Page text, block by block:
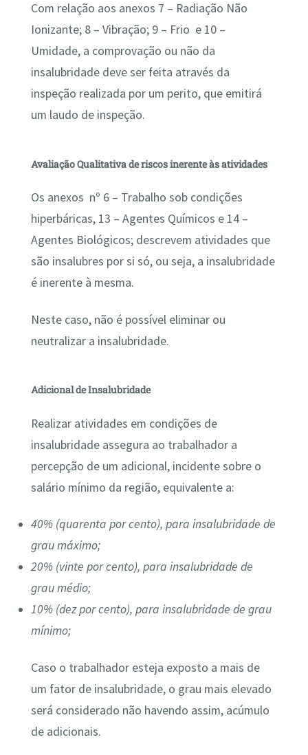
Com relação aos anexos 7 – Radiação Não
Ionizante; 8 – Vibração; 9 – Frio e 10 –
Umidade, a comprovação ou não da
insalubridade deve ser feita através da
inspeção realizada por um perito, que emitirá
um laudo de inspeção.
Avaliação Qualitativa de riscos inerente às atividades
Os anexos nº 6 – Trabalho sob condições
hiperbáricas, 13 – Agentes Químicos e 14 –
Agentes Biológicos; descrevem atividades que
são insalubres por si só, ou seja, a insalubridade
é inerente à mesma.
Neste caso, não é possível eliminar ou
neutralizar a insalubridade.
Adicional de Insalubridade
Realizar atividades em condições de
insalubridade assegura ao trabalhador a
percepção de um adicional, incidente sobre o
salário mínimo da região, equivalente a:
40% (quarenta por cento), para insalubridade de
grau máximo;
20% (vinte por cento), para insalubridade de
grau médio;
10% (dez por cento), para insalubridade de grau
mínimo;
Caso o trabalhador esteja exposto a mais de
um fator de insalubridade, o grau mais elevado
será considerado não havendo assim, acúmulo
de adicionais.